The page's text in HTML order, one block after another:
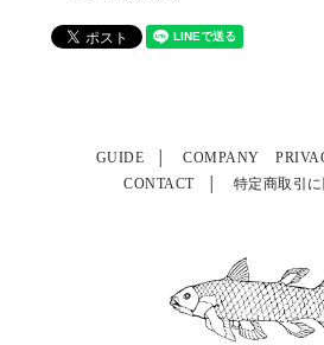
GUIDE COMPANY
CONTACT
特定商取引